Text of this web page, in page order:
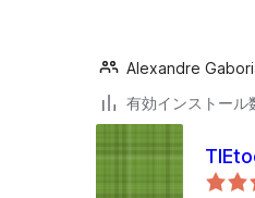
Alexandre
有効インストール